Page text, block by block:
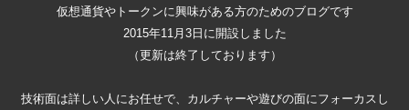
仮想通貨やトークンに興味がある方のためのブログです
2015年11月3日に開設しました
（更新は終了しております）
技術面は詳しい人にお任せで、カルチャーや遊びの面にフォーカスし